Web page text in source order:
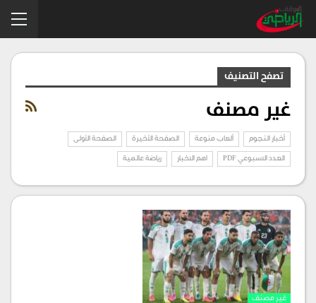
تصفح التصنيف
غير مصنف
أخبار النجوم ألعاب منوعة الصفحة الأخيرة الصفحة الأولى
العدد الاسبوعي PDF اهم الاخبار رياضة عالمية
غير مصنف